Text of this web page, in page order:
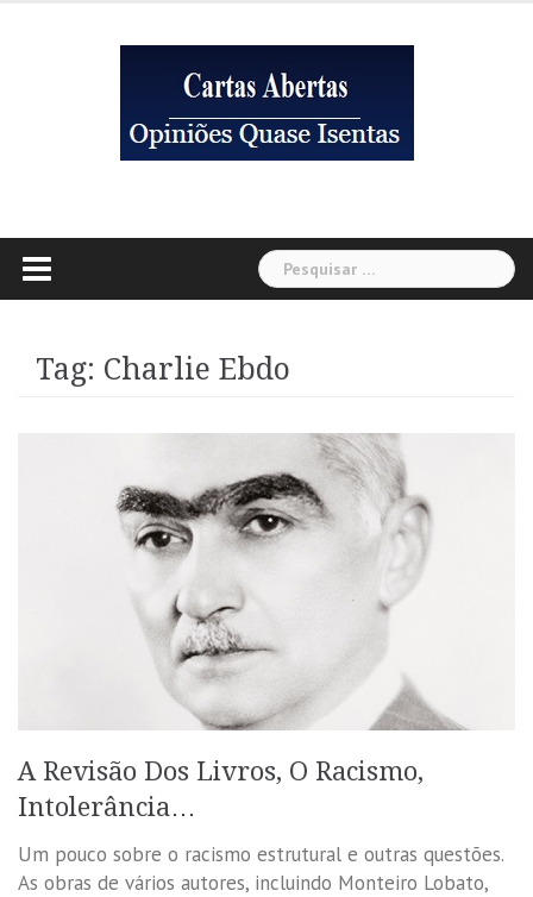
Pesquisar
por:
Tag: Charlie Ebdo
A Revisão Dos Livros, O Racismo,
Intolerância…
Um pouco sobre o racismo estrutural e outras questões.
As obras de vários autores, incluindo Monteiro Lobato,